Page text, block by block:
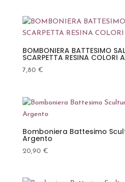
BOMBONIERA BATTESIMO
SCARPETTA RESINA COLORI
7,80 €
Bomboniera Battesimo
Argento
20,90 €